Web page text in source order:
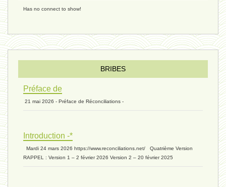
Introduction V1 - 6 juin 2024
extinction 07 - 18 mai 2024
biomasse - 10 mai 2024*
Has no connect to show!
BRIBES
Préface de
21 mai 2026 - Préface de Réconciliations -
Introduction -*
Mardi 24 mars 2026 https://www.reconciliations.net/ Quatrième Version
RAPPEL : Version 1 – 2 février 2026 Version 2 – 20 février 2025